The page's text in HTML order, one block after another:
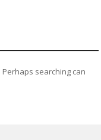
Perhaps searching can